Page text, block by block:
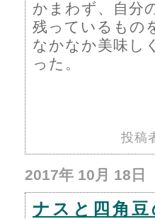
かまわず、自分
残っているもの
なかなか美味し
った。
投稿
2017年 10月 18日
ナスと四角